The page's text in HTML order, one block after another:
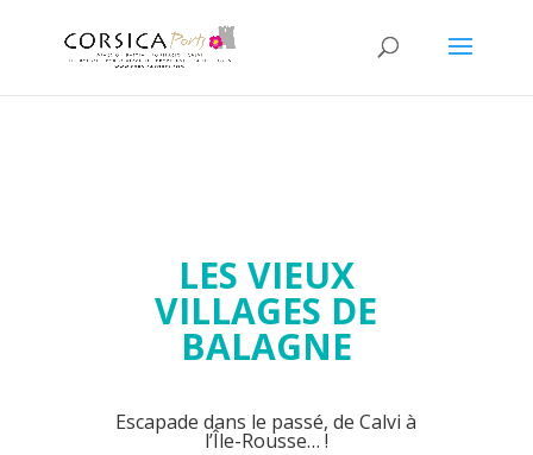
LES VIEUX
VILLAGES DE
BALAGNE
Escapade dans le passé, de Calvi à
l’Île-Rousse… !